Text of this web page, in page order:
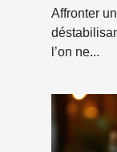
Affronter
l’on ne...